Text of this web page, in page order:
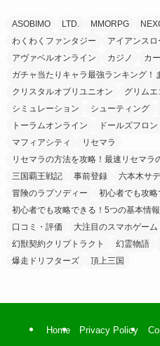
ASOBIMO LTD. MMORPG
わくわくファンタジー
アイアンスロ
アヴァベルオンライン
カジノ カ
ガチャ当たりキャラ最強ランキング！
クリスタルオブリユニオン
グリム
シミュレーション
シューティング
トーラムオンライン
ドールズフロ
マフィアシティ
リセマラ
リセマラの方法を攻略！最速リセマラ
三国覇王戦記
事前登録
六本木サ
冒険のラプソディー
初心者でも攻
初心者でも攻略できる！5つの基本情報
口コミ・評価
大注目のスマホゲーム
幻獣契約クリプトラクト
幻霊物語
爆走ドリフターズ
頂上三国
Home Privacy Policy